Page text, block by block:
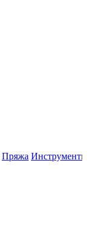
Пряжа Инструменты